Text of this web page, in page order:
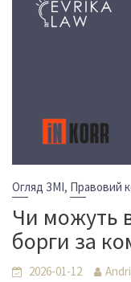
Огляд ЗМІ, Правовий
Чи можуть
борги за
2026-01-12